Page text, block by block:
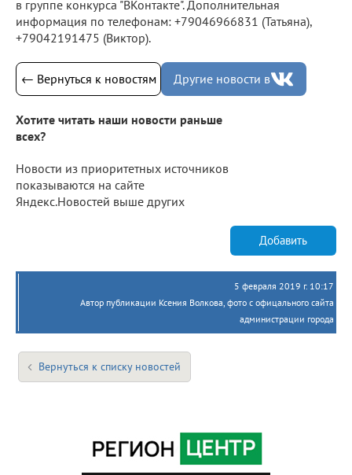
в группе конкурса "ВКонтакте". Дополнительная
информация по телефонам: +79046966831 (Татьяна),
+79042191475 (Виктор).
← Вернуться к новостям Другие новости в
Хотите читать наши новости раньше
всех?
Новости из приоритетных источников
показываются на сайте
Яндекс.Новостей выше других
Добавить
5 февраля 2019 г. 10:17
Автор публикации Ксения Волкова, фото с офицального сайта
администрации города
Вернуться к списку новостей